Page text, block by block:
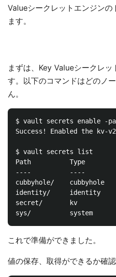
Valueシークレットエンジンの
ます。
まずは、Key Valueシークレッ
す。以下のコマンドはどのノ
ん。
$ vault secrets enable -
Success! Enabled the
$ vault secrets list
Path          Type
----          ----
cubbyhole/    cubbyhole
identity/     identity
secret/       kv
これで準備ができました。
値の保存、取得ができるか確認